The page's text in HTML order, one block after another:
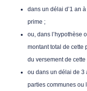
dans un délai d’1 an
prime ;
ou, dans l’hypothèse
montant total de cette
du versement de cette
ou dans un délai de 3
parties communes ou